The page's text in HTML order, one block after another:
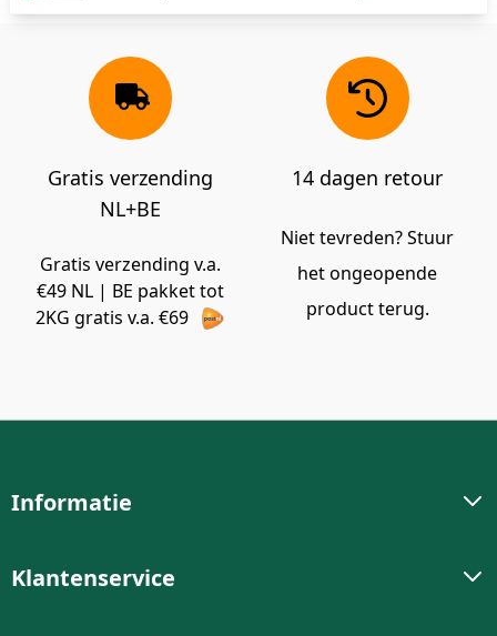
Gratis verzending
NL+BE
Gratis verzending v.a.
€49 NL | BE pakket tot
2KG gratis v.a. €69
14 dagen retour
Niet tevreden? Stuur
het ongeopende
product terug.
Informatie
Klantenservice